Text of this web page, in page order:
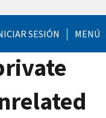
SESIÓN MENÚ